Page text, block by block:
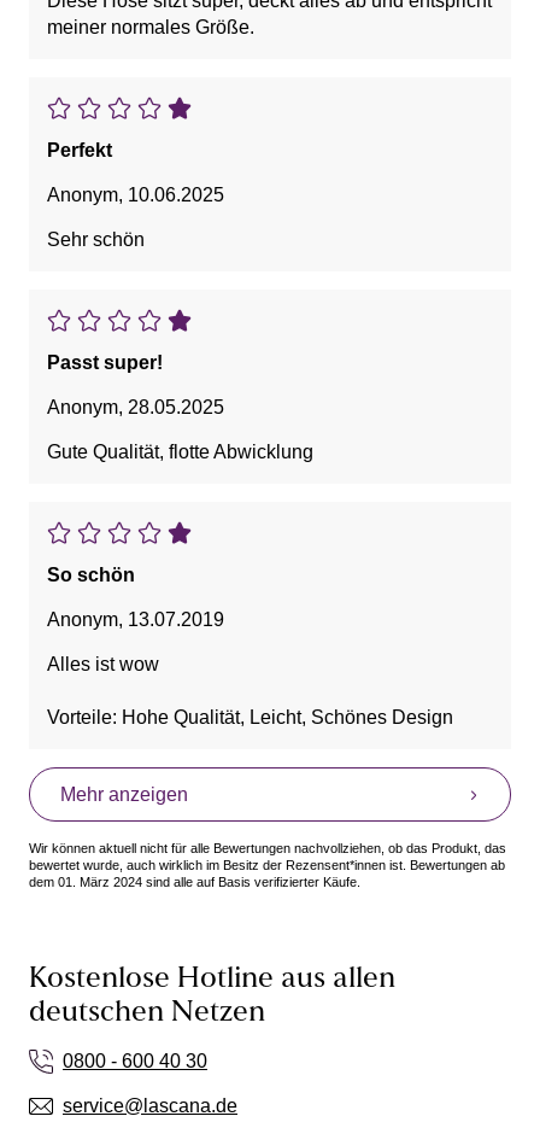
meiner normales Größe.
Perfekt
Anonym, 10.06.2025
Sehr schön
Passt super!
Anonym, 28.05.2025
Gute Qualität, flotte Abwicklung
So schön
Anonym, 13.07.2019
Alles ist wow
Vorteile: Hohe Qualität, Leicht, Schönes Design
Mehr anzeigen
Wir können aktuell nicht für alle Bewertungen nachvollziehen, ob das Produkt, das
bewertet wurde, auch wirklich im Besitz der Rezensent*innen ist. Bewertungen ab
dem 01. März 2024 sind alle auf Basis verifizierter Käufe.
Kostenlose Hotline aus allen
deutschen Netzen
0800 - 600 40 30
service@lascana.de